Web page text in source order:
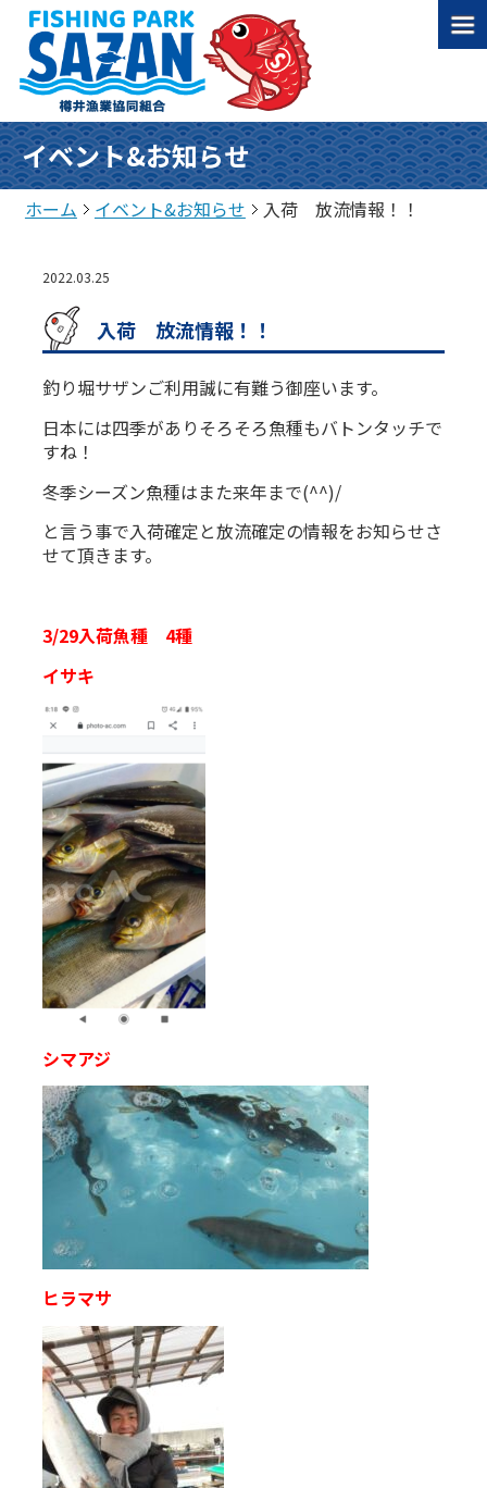
イベント&お知らせ
ホーム イベント&お知らせ 入荷 放流情報！！
2022.03.25
入荷 放流情報！！
釣り堀サザンご利用誠に有難う御座います。
日本には四季がありそろそろ魚種もバトンタッチで
すね！
冬季シーズン魚種はまた来年まで(^^)/
と言う事で入荷確定と放流確定の情報をお知らせさ
せて頂きます。
3/29入荷魚種 4種
イサキ
シマアジ
ヒラマサ